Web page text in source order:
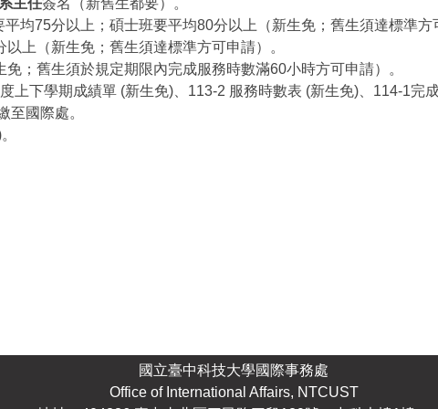
系主任簽名（新舊生都要）。
均75分以上；碩士班要平均80分以上（新生免；舊生須達標準方
上（新生免；舊生須達標準方可申請）。
；舊生須於規定期限內完成服務時數滿60小時方可申請）。
上下學期成績單 (新生免)、113-2 服務時數表 (新生免)、114-1完
至國際處。
國立臺中科技大學國際事務處
Office of International Affairs, NTCUST